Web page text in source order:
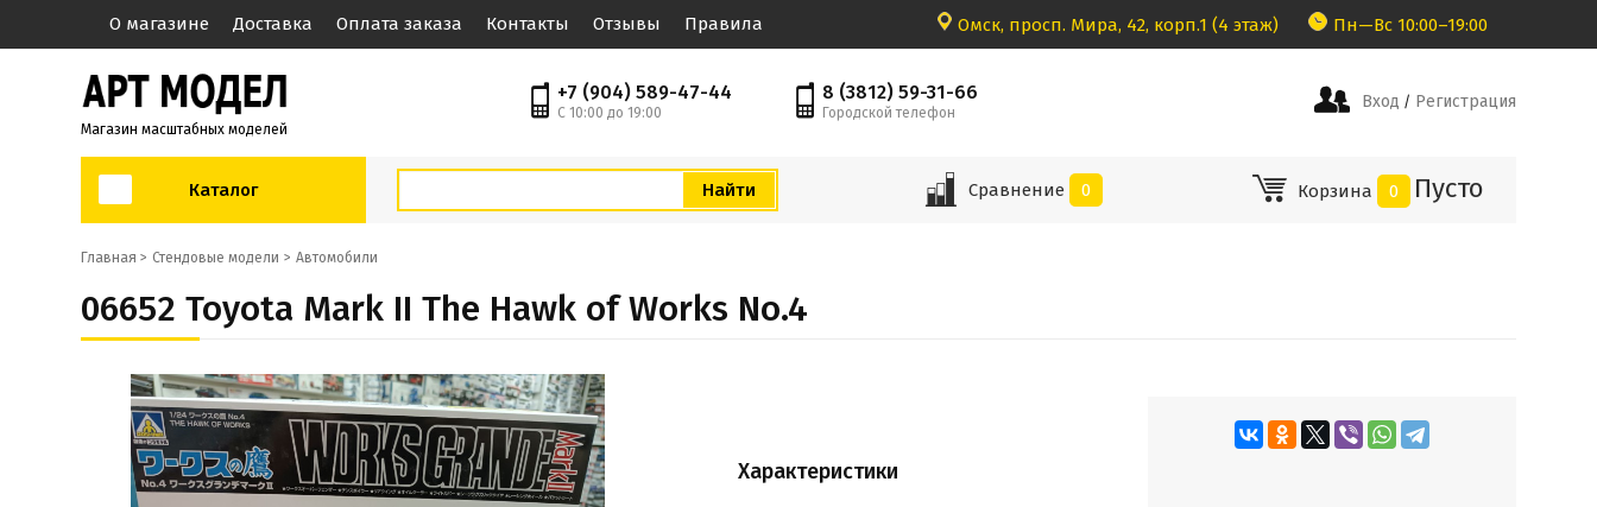
О магазине Доставка Оплата заказа Контакты Отзывы Правила Омск, просп. Мира, 42, корп.1 (4 этаж) Пн—Вс 10:00–19:00
Магазин масштабных моделей
+7 (904) 589-47-44
С 10:00 до 19:00
8 (3812) 59-31-66
Городской телефон
Вход / Регистрация
Каталог Сравнение 0 Корзина 0 Пусто
Главная > Стендовые модели Автомобили
06652 Toyota Mark II The Hawk of Works No.4
Характеристики